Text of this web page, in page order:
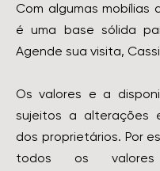
Com algumas mobílias
é uma base sólida
Agende sua visita,
Os valores e a
sujeitos a alterações
dos proprietários. Por
todos os